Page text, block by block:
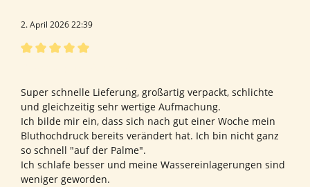
2. April 2026 22:39
Super schnelle Lieferung, großartig verpackt, schlichte
und gleichzeitig sehr wertige Aufmachung.
Ich bilde mir ein, dass sich nach gut einer Woche mein
Bluthochdruck bereits verändert hat. Ich bin nicht ganz
so schnell "auf der Palme".
Ich schlafe besser und meine Wassereinlagerungen sind
weniger geworden.